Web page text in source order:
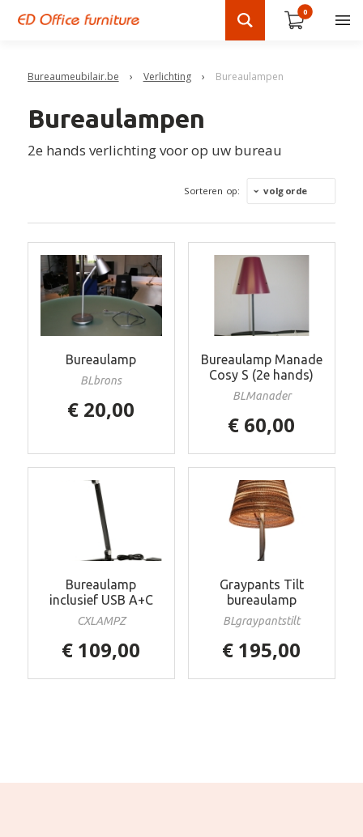
0
Bureaumeubilair.be › Verlichting › Bureaulampen
Bureaulampen
2e hands verlichting voor op uw bureau
Sorteren op: volgorde
Bureaulamp
BLbrons
€ 20,00
Bureaulamp Manade
Cosy S (2e hands)
BLManader
€ 60,00
Bureaulamp
inclusief USB A+C
CXLAMPZ
€ 109,00
Graypants Tilt
bureaulamp
BLgraypantstilt
€ 195,00